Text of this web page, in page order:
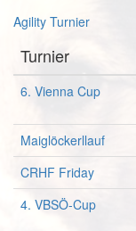
Agility Turnier
Turnier
6. Vienna Cup
Maiglöckerllauf
CRHF Friday
4. VBSÖ-Cup